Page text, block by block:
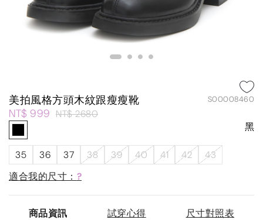
美拍風格方頭木紋跟瘦瘦靴 S00008460
NT$ 999 NT$ 2680
黑
35 36 37 38 39 40 41 42
43
適合我的尺寸： ?
商品資訊 試穿心得 尺寸對照表